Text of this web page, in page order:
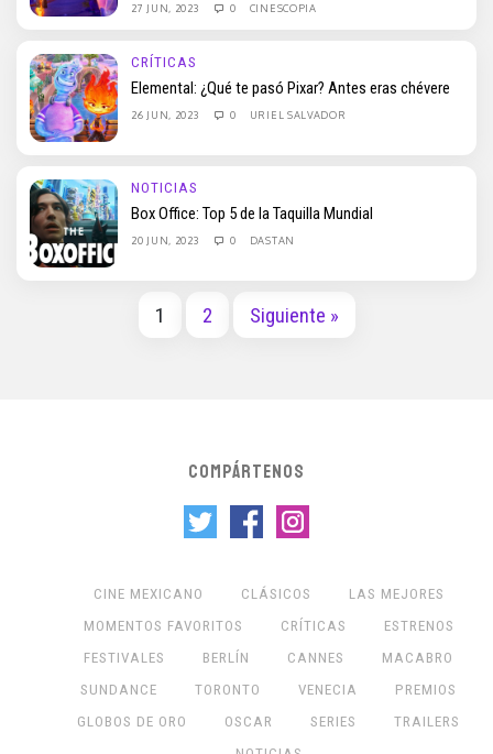
27 JUN, 2023 0 CINESCOPIA
CRÍTICAS
Elemental: ¿Qué te pasó Pixar? Antes eras chévere
26 JUN, 2023 0 URIEL SALVADOR
NOTICIAS
Box Office: Top 5 de la Taquilla Mundial
20 JUN, 2023 0 DASTAN
1 2 Siguiente »
COMPÁRTENOS
CINE MEXICANO CLÁSICOS
LAS MEJORES
MOMENTOS FAVORITOS
CRÍTICAS
ESTRENOS
FESTIVALES
BERLÍN CANNES
MACABRO
SUNDANCE
TORONTO VENECIA
PREMIOS
GLOBOS DE ORO
OSCAR SERIES
TRAILERS